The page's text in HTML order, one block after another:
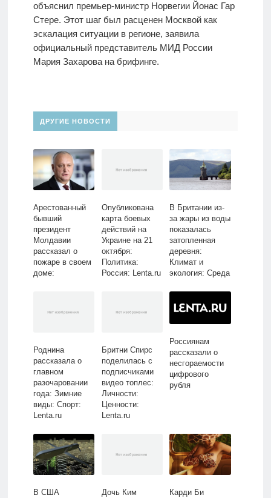
объяснил премьер-министр Норвегии Йонас Гар
Стере. Этот шаг был расценен Москвой как
эскалация ситуации в регионе, заявила
официальный представитель МИД России
Мария Захарова на брифинге.
ДРУГИЕ НОВОСТИ
Арестованный
бывший
президент
Молдавии
рассказал о
пожаре в своем
доме:
Опубликована
карта боевых
действий на
Украине на 21
октября:
Политика:
Россия: Lenta.ru
В Британии из-
за жары из воды
показалась
затопленная
деревня:
Климат и
экология: Среда
Lenta.ru
Роднина
рассказала о
главном
разочаровании
года: Зимние
виды: Спорт:
Lenta.ru
Бритни Спирс
поделилась с
подписчиками
видео топлес:
Личности:
Ценности:
Lenta.ru
Россиянам
рассказали о
несгораемости
цифрового
рубля
В США
Дочь Ким
Карди Би